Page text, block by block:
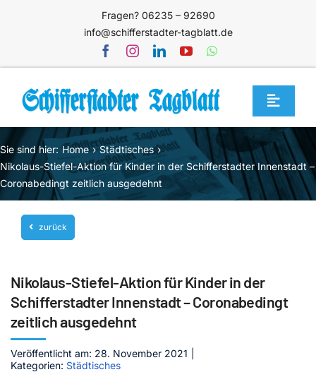
Fragen? 06235 – 92690
info@schifferstadter-tagblatt.de
Toggle
Home
Themen
Blog
Unternehmen
Mediathek
Jetzt abonnieren
Kontakt
Sie sind hier: Home
Städtisches
Nikolaus-Stiefel-Aktion für Kinder in der Schifferstadter Innenstadt –
Coronabedingt zeitlich ausgedehnt
zurück
Nikolaus-Stiefel-Aktion für Kinder in der
Schifferstadter Innenstadt – Coronabedingt
zeitlich ausgedehnt
Veröffentlicht am: 28. November 2021
Kategorien: Städtisches